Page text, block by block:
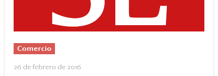
Comercio
26 de febrero de 2016